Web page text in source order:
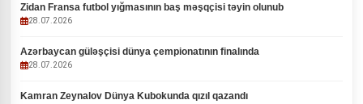
Zidan Fransa futbol yığmasının baş məşqçisi təyin olunub
28.07.2026
Azərbaycan güləşçisi dünya çempionatının finalında
28.07.2026
Kamran Zeynalov Dünya Kubokunda qızıl qazandı